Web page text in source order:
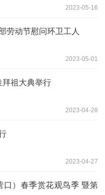
2023-05-16
劳动节慰问环卫工人
2023-05-01
拜祖大典举行
2023-04-28
2023-04-27
口）春季赏花观鸟季 暨第